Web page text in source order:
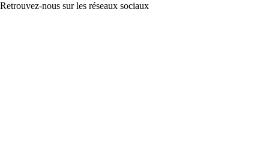
Retrouvez-nous sur les réseaux sociaux